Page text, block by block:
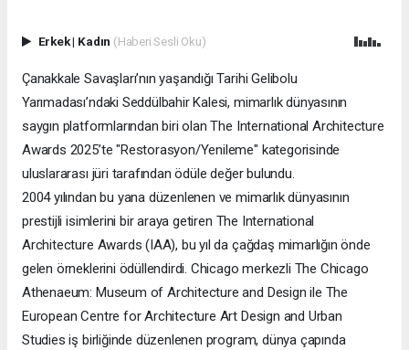
Erkek| Kadın (Haberi Sesli Oku)
Çanakkale Savaşları’nın yaşandığı Tarihi Gelibolu
Yarımadası’ndaki Seddülbahir Kalesi, mimarlık dünyasının
saygın platformlarından biri olan The International Architecture
Awards 2025’te "Restorasyon/Yenileme" kategorisinde
uluslararası jüri tarafından ödüle değer bulundu.
2004 yılından bu yana düzenlenen ve mimarlık dünyasının
prestijli isimlerini bir araya getiren The International
Architecture Awards (IAA), bu yıl da çağdaş mimarlığın önde
gelen örneklerini ödüllendirdi. Chicago merkezli The Chicago
Athenaeum: Museum of Architecture and Design ile The
European Centre for Architecture Art Design and Urban
Studies iş birliğinde düzenlenen program, dünya çapında